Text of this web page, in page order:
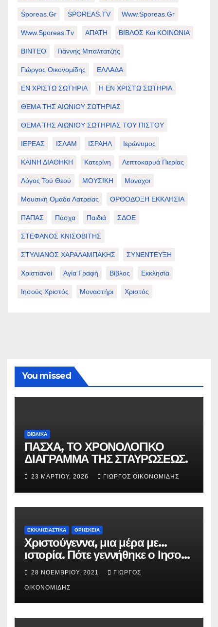
Sporeas.gr SPOREAS.TV Www.sporeas.gr
Www.sporeas.tv ΑΠΑΤΗ ΒΙΒΛΟΣ Και ΚΟΙΝΩΝΙΑ
ΒΙΝΤΕΟ Γιάννης Μπαλτατζής
Γιώργος Οικονομίδης ΕΛΛΑΔΑ
ΕΝ ΧΡΙΣΤΩ ΣΩΤΗΡΙΑ Η ΕΝ ΧΡΙΣΤΩ ΣΩΤΗΡΙΑ
ΘΕΜΑ ΤΗΣ ΑΙΩΝΙΟΥ ΣΩΤΗΡΙΑΣ
ΘΕΜΑ ΤΗΣ ΑΙΩΝΙΟΥ ΣΩΤΗΡΙΑΣ ΤΟΥ ΠΙΣΤΟΥ
ΙΕΡΕΑΣ ΙΣΛΑΜ ΙΣΡΑΗΛ Ιερώνυμος
ΚΑΙΝΗ ΔΙΑΘΗΚΗ Κατερίνη Λεπτοκαρυά Πιερίας
Λόγος Τού Θεού ΜΟΥΣΙΚΗ Μοναχοι
Μουσική Ομάδα Λατρείας ΟΡΘΟΔΟΞΗ ΕΚΚΛΗΣΙΑ
ΠΑΠΑΣ Πάσχα Παιδιά ΣΔΟΕ
ΣΤΕΦΑΝΟΣ ΚΝΙΣΟΒΙΤΗΣ
ΣΤΥΛΙΑΝΟΣ ΧΑΡΑΛΑΜΠΑΚΗΣ ΣΥΝΕΝΤΕΥΞΗ
Χριστιανοί Αγία Γραφή Βίβλος Εκκλησία
Ιησούς Χριστός Μοναστήρι Χριστός
You missed
ΒΙΒΛΙΚΑ
ΠΑΣΧΑ, ΤΟ ΧΡΟΝΟΛΟΓΙΚΟ
ΔΙΑΓΡΑΜΜΑ ΤΗΣ ΣΤΑΥΡΩΣΕΩΣ.
23 ΜΑΡΤΊΟΥ, 2026 ΓΙΏΡΓΟΣ ΟΙΚΟΝΟΜΊΔΗΣ
ΕΚΚΛΗΣΙΑΣΤΙΚΑ ΘΡΗΣΚΕΙΑ
Χριστούγεννα, μια μέρα με…
ιστορία. Πότε γεννήθηκε ο Ιησούς
Χριστός; (Βίντεο).
28 ΝΟΕΜΒΡΊΟΥ, 2021 ΓΙΏΡΓΟΣ
ΟΙΚΟΝΟΜΊΔΗΣ